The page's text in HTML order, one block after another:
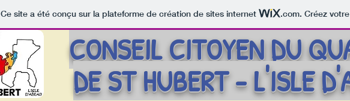
Ce site a été conçu sur la plateforme de création de sites internet .com. Créez
CONSEIL CITOYEN DU
DE ST HUBERT - L'ISLE